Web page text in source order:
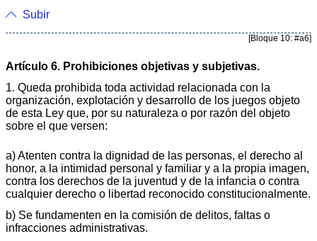
Subir
[Bloque 10: #a6]
Artículo 6. Prohibiciones objetivas y subjetivas.
1. Queda prohibida toda actividad relacionada con la
organización, explotación y desarrollo de los juegos objeto
de esta Ley que, por su naturaleza o por razón del objeto
sobre el que versen:
a) Atenten contra la dignidad de las personas, el derecho al
honor, a la intimidad personal y familiar y a la propia imagen,
contra los derechos de la juventud y de la infancia o contra
cualquier derecho o libertad reconocido constitucionalmente.
b) Se fundamenten en la comisión de delitos, faltas o
infracciones administrativas.